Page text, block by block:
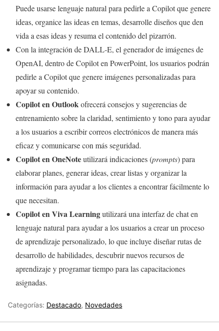
Puede usarse lenguaje natural para pedirle a Copilot que genere
ideas, organice las ideas en temas, desarrolle diseños que den
vida a esas ideas y resuma el contenido del pizarrón.
Con la integración de DALL-E, el generador de imágenes de
OpenAI, dentro de Copilot en PowerPoint, los usuarios podrán
pedirle a Copilot que genere imágenes personalizadas para
apoyar su contenido.
Copilot en Outlookofrecerá consejos y sugerencias de
entrenamiento sobre la claridad, sentimiento y tono para ayudar
a los usuarios a escribir correos electrónicos de manera más
eficaz y comunicarse con más seguridad.
Copilot en OneNoteutilizará indicaciones (prompts) para
elaborar planes, generar ideas, crear listas y organizar la
información para ayudar a los clientes a encontrar fácilmente lo
que necesitan.
Copilot en Viva Learningutilizará una interfaz de chat en
lenguaje natural para ayudar a los usuarios a crear un proceso
de aprendizaje personalizado, lo que incluye diseñar rutas de
desarrollo de habilidades, descubrir nuevos recursos de
aprendizaje y programar tiempo para las capacitaciones
asignadas.
Categorías: Destacado, Novedades